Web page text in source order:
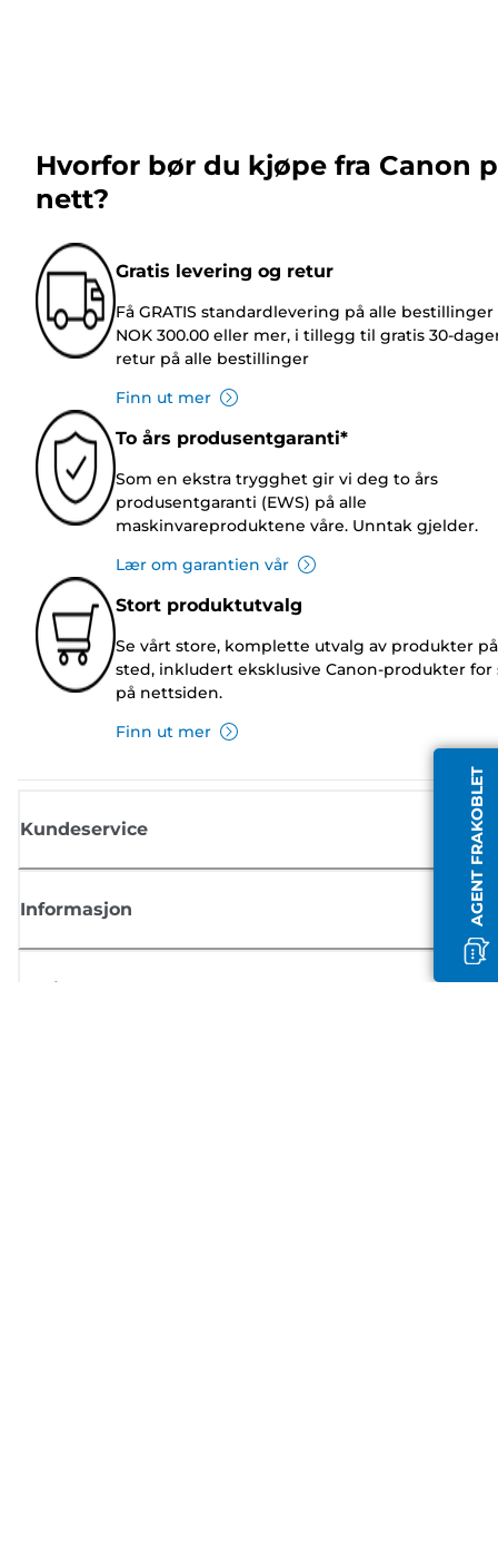
AGENT FRAKOBLET
Hvorfor bør du kjøpe fra Canon
nett?
Gratis levering og retur
Få GRATIS standardlevering på alle bestillinger
NOK 300.00 eller mer, i tillegg til gratis 30-
retur på alle bestillinger
Finn ut mer
To års produsentgaranti*
Som en ekstra trygghet gir vi deg to års
produsentgaranti (EWS) på alle
maskinvareproduktene våre. Unntak gjelder.
Lær om garantien vår
Stort produktutvalg
Se vårt store, komplette utvalg av produkter
sted, inkludert eksklusive Canon-produkter for
på nettsiden.
Finn ut mer
Kundeservice
Informasjon
Butikk